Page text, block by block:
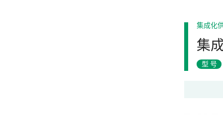
集成化
集
型号